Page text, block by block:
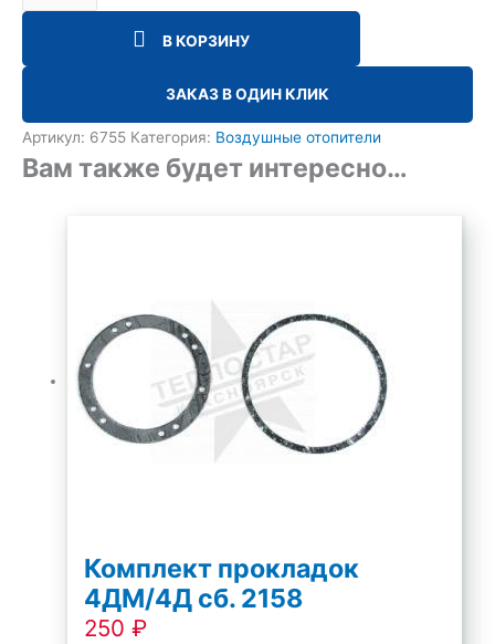
В КОРЗИНУ
ЗАКАЗ В ОДИН КЛИК
Артикул: 6755 Категория: Воздушные отопители
Вам также будет интересно…
Комплект прокладок
4ДМ/4Д сб. 2158
250₽